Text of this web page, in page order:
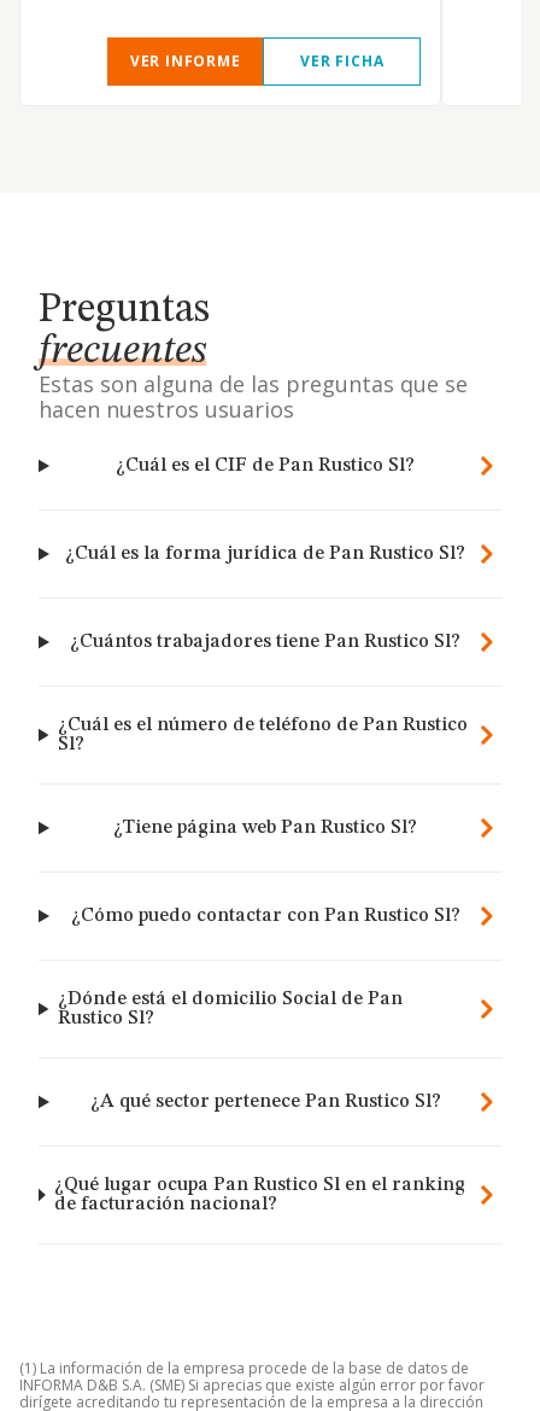
VER INFORME VER FICHA
Preguntas
frecuentes
Estas son alguna de las preguntas que se
hacen nuestros usuarios
¿Cuál es el CIF de Pan Rustico Sl?
¿Cuál es la forma jurídica de Pan Rustico Sl?
¿Cuántos trabajadores tiene Pan Rustico Sl?
¿Cuál es el número de teléfono de Pan Rustico
Sl?
¿Tiene página web Pan Rustico Sl?
¿Cómo puedo contactar con Pan Rustico Sl?
¿Dónde está el domicilio Social de Pan
Rustico Sl?
¿A qué sector pertenece Pan Rustico Sl?
¿Qué lugar ocupa Pan Rustico Sl en el ranking
de facturación nacional?
(1) La información de la empresa procede de la base de datos de
INFORMA D&B S.A. (SME) Si aprecias que existe algún error por favor
dirígete acreditando tu representación de la empresa a la dirección